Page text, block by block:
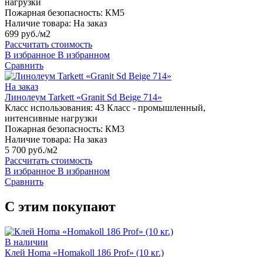
нагрузки
Пожарная безопасность: КМ5
Наличие товара: На заказ
699 руб./м2
Рассчитать стоимость
В избранное В избранном
Сравнить
На заказ
Линолеум Tarkett «Granit Sd Beige 714»
Класс использования: 43 Класс - промышленный,
интенсивные нагрузки
Пожарная безопасность: КМ3
Наличие товара: На заказ
5 700 руб./м2
Рассчитать стоимость
В избранное В избранном
Сравнить
С этим покупают
В наличии
Клей Homa «Homakoll 186 Prof» (10 кг.)